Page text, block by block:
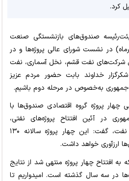
کرد.
صندوق‌های بازنشستگی صنعت
امروز چهارشنبه (۲۰ تیرماه) در نشست شورای عالی پروژه‌ها و در
شرکت‌های نفت قشم، نخل آسماری، نفت
خداوند بابت حضور مردم عزیز
به‌خصوص در مرحله دوم باشیم.
چهار پروژه گروه اقتصادی صندوق‌ها با
در آئین افتتاح پروژه‌های نفتی،
پالایشی و پتروشیمی وزارت نفت، گفت: این چهار پروژه سالانه ۱۳۰
ارزآوری خواهد داشت.
افتتاح چهار پروژه منتهی شد از نتایج
در سه سال گذشته است. امیدواریم تا